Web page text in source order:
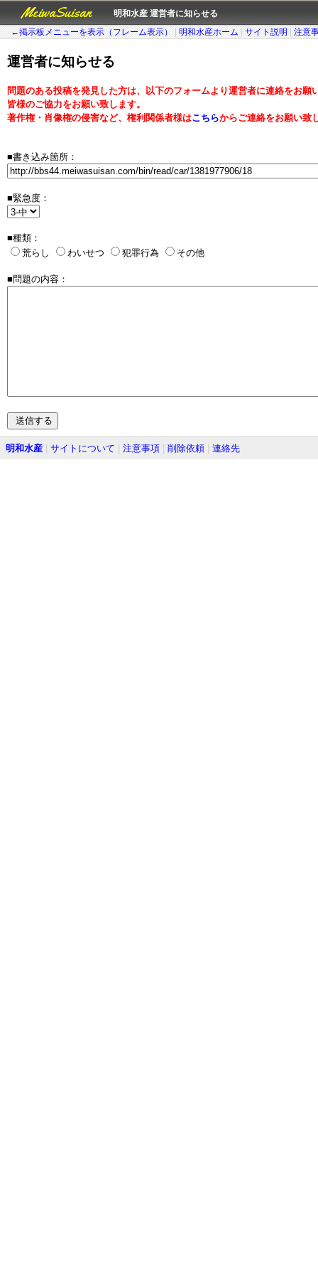
MeiwaSuisan
明和水産 運営者に知らせる
←掲示板メニューを表示（フレーム表示）
明和水産ホーム サイト説明 注意
運営者に知らせる
問題のある投稿を発見した方は、以下のフォームより運営者に連絡をお願
皆様のご協力をお願い致します。
著作権・肖像権の侵害など、権利関係者様はこちらからご連絡をお願い致
■書き込み箇所：
■緊急度：
■種類：
荒らし
わいせつ 犯罪行為 その他
■問題の内容：
明和水産 サイトについて 注意事項 削除依頼 連絡先